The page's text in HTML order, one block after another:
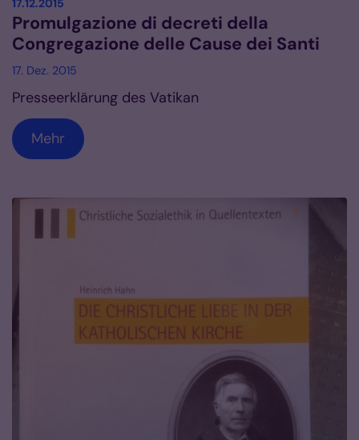
17.12.2015
Promulgazione di decreti della
Congregazione delle Cause dei Santi
17. Dez. 2015
Presseerklärung des Vatikan
Mehr